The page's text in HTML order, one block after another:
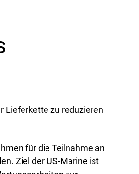
Sie uns
Lieferkette zu reduzieren
für die Teilnahme an
Ziel der US-Marine ist